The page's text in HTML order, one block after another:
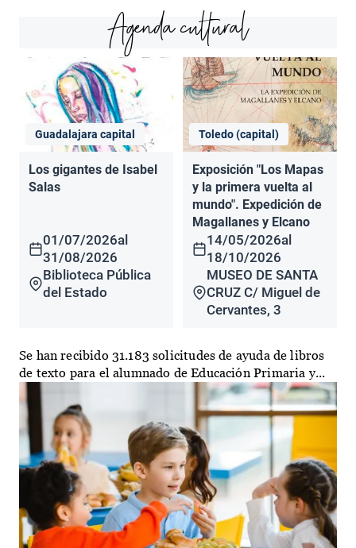
Agenda cultural
Guadalajara capital
Los gigantes de Isabel
Salas
01/07/2026al
31/08/2026
Biblioteca Pública
del Estado
Toledo (capital)
Exposición "Los Mapas
y la primera vuelta al
mundo". Expedición de
Magallanes y Elcano
14/05/2026al
18/10/2026
MUSEO DE SANTA
CRUZ C/ Miguel de
Cervantes, 3
Se han recibido 31.183 solicitudes de ayuda de libros
de texto para el alumnado de Educación Primaria y...